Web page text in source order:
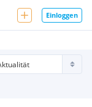
Einloggen